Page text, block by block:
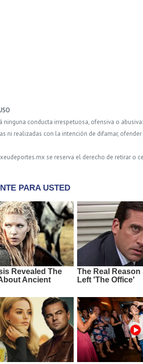
ninguna conducta irrespetuosa, ofensiva o
ni realizadas con la intención de difamar,
se reserva el derecho de retirar